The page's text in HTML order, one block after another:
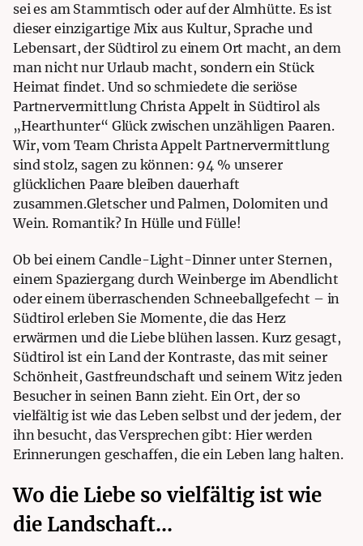
sei es am Stammtisch oder auf der Almhütte. Es ist
dieser einzigartige Mix aus Kultur, Sprache und
Lebensart, der Südtirol zu einem Ort macht, an dem
man nicht nur Urlaub macht, sondern ein Stück
Heimat findet. Und so schmiedete die seriöse
Partnervermittlung Christa Appelt in Südtirol als
„Hearthunter“ Glück zwischen unzähligen Paaren.
Wir, vom Team Christa Appelt Partnervermittlung
sind stolz, sagen zu können: 94 % unserer
glücklichen Paare bleiben dauerhaft
zusammen.Gletscher und Palmen, Dolomiten und
Wein. Romantik? In Hülle und Fülle!
Ob bei einem Candle-Light-Dinner unter Sternen,
einem Spaziergang durch Weinberge im Abendlicht
oder einem überraschenden Schneeballgefecht – in
Südtirol erleben Sie Momente, die das Herz
erwärmen und die Liebe blühen lassen. Kurz gesagt,
Südtirol ist ein Land der Kontraste, das mit seiner
Schönheit, Gastfreundschaft und seinem Witz jeden
Besucher in seinen Bann zieht. Ein Ort, der so
vielfältig ist wie das Leben selbst und der jedem, der
ihn besucht, das Versprechen gibt: Hier werden
Erinnerungen geschaffen, die ein Leben lang halten.
Wo die Liebe so vielfältig ist wie
die Landschaft…